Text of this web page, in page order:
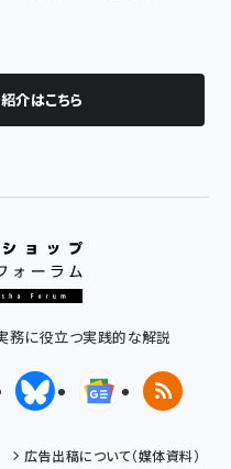
介はこちら
務に役立つ実践的な解説
エックス)BlueskyGoogleニュ
RSS
広告出稿について（媒体資料）